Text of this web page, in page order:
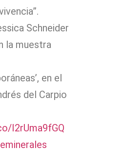
Schneider
la muestra
en el
del Carpio
I2rUma9fGQ